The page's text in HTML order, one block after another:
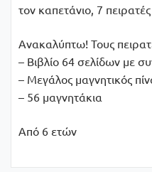
τον καπετάνιο, 7
Ανακαλύπτω! Τους
– Βιβλίο 64 σελίδων με
– Μεγάλος μαγνητικός
– 56 μαγνητάκια
Από 6 ετών